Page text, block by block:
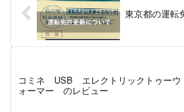
東京都の運転
コミネ USB エレクトリックトゥーウ
ォーマー のレビュー